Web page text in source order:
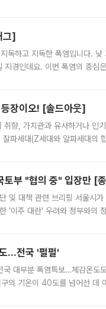
그]
독하고 지독한 폭염입니다.
경인데요. 이번 폭염의 중심
장이오! [솔드아웃]
향, 가치관과 유사하거나 인
파세대(Z세대와 알파세대의
토부 "협의 중" 입장만 [
및 대책 관련 브리핑 서울시가
'이주 대란' 우려와 정부와의
…전국 '펄펄'
대부분 폭염특보…체감온도
의 기온이 40도를 넘어선 데